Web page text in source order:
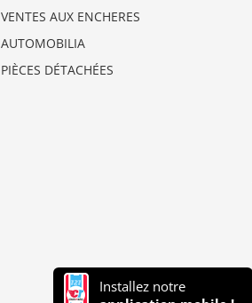
VENTES AUX ENCHERES
AUTOMOBILIA
PIÈCES DÉTACHÉES
Installez notre